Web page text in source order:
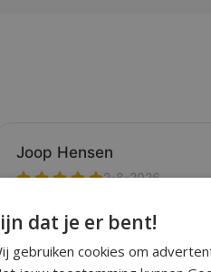
dat je er bent!
gebruiken cookies om